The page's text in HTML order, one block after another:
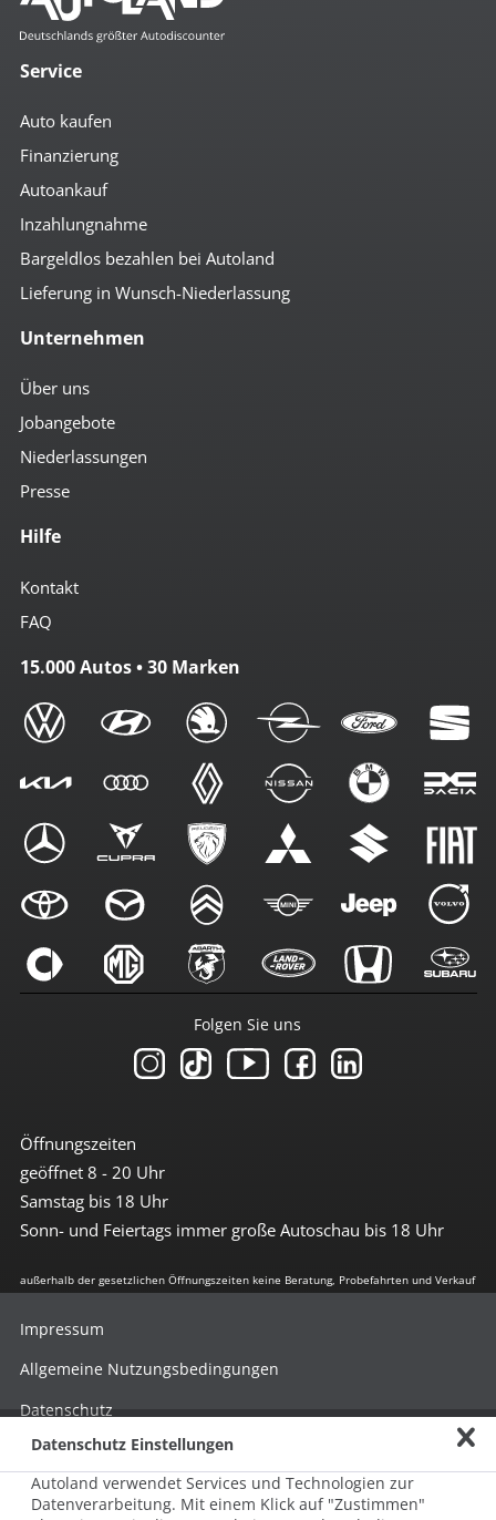
Service
Auto kaufen
Finanzierung
Autoankauf
Inzahlungnahme
Bargeldlos bezahlen bei Autoland
Lieferung in Wunsch-Niederlassung
Unternehmen
Über uns
Jobangebote
Niederlassungen
Presse
Hilfe
Kontakt
FAQ
15.000 Autos • 30 Marken
Öffnungszeiten
geöffnet 8 - 20 Uhr
Samstag bis 18 Uhr
Sonn- und Feiertags immer große Autoschau bis 18 Uhr
Folgen Sie uns
außerhalb der gesetzlichen Öffnungszeiten keine Beratung, Probefahrten und Verkauf
Impressum
Allgemeine Nutzungsbedingungen
Datenschutz
Hinweisgebersystem nach HinSchG
Beschwerde nach LkSG
Datenschutz Einstellungen
Autoland verwendet Services und Technologien zur
Datenverarbeitung. Mit einem Klick auf "Zustimmen"